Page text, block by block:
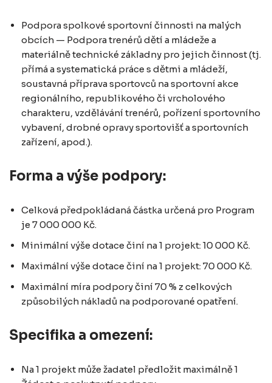
Podpora spolkové sportovní činnosti na malých
obcích — Podpora trenérů dětí a mládeže a
materiálně technické základny pro jejich činnost (tj.
přímá a systematická práce s dětmi a mládeží,
soustavná příprava sportovců na sportovní akce
regionálního, republikového či vrcholového
charakteru, vzdělávání trenérů, pořízení sportovního
vybavení, drobné opravy sportovišť a sportovních
zařízení, apod.).
Forma a výše podpory:
Celková předpokládaná částka určená pro Program
je 7 000 000 Kč.
Minimální výše dotace činí na 1 projekt: 10 000 Kč.
Maximální výše dotace činí na 1 projekt: 70 000 Kč.
Maximální míra podpory činí 70 % z celkových
způsobilých nákladů na podporované opatření.
Specifika a omezení:
Na 1 projekt může žadatel předložit maximálně 1